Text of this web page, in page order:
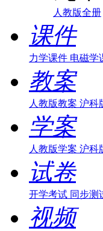
人教版全册
课件
力学课件 电磁学
教案
人教版教案 沪科
学案
人教版学案 沪科
试卷
开学考试 同步测
视频